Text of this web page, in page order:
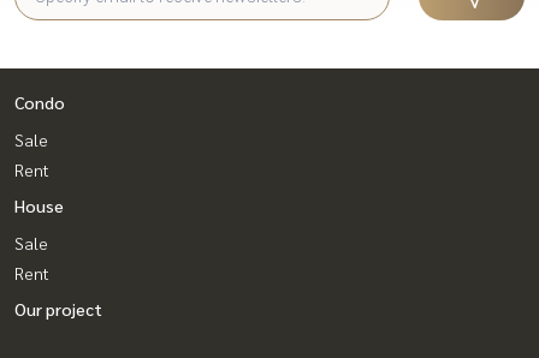
Condo
Sale
Rent
House
Sale
Rent
Our project